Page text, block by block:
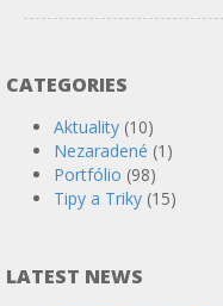
CATEGORIES
Aktuality (10)
Nezaradené (1)
Portfólio (98)
Tipy a Triky (15)
LATEST NEWS